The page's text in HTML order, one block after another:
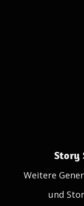
Story
Weitere
und